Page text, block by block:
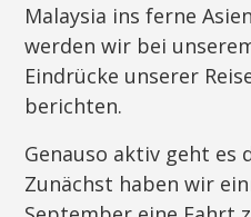
Malaysia ins ferne
werden wir bei
Eindrücke unserer
berichten.
Genauso aktiv geht es
Zunächst haben wir